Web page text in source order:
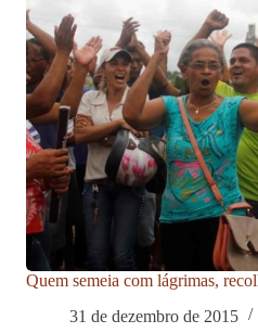
Quem semeia com lágrimas,
31 de dezembro de 2015